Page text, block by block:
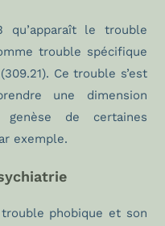
qu’apparaît le trouble
trouble spécifique
Ce trouble s’est
une dimension
genèse de certaines
exemple.
phobique et son